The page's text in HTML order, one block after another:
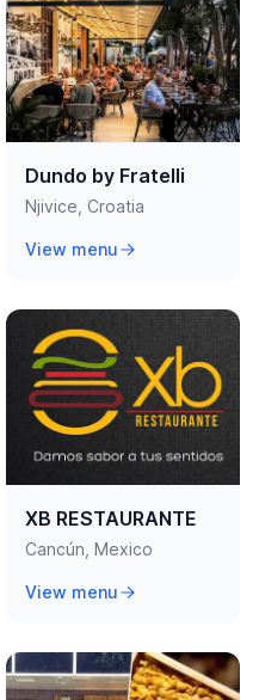
Dundo by Fratelli
Njivice, Croatia
View menu
XB RESTAURANTE
Cancún, Mexico
View menu